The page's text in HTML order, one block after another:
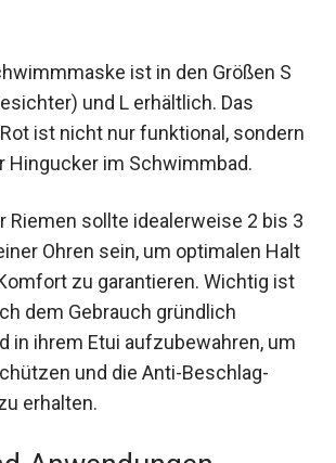
UVB-Strahlen.
ist in den Größen S
und L erhältlich. Das
echter Hingucker im
Riemen sollte idealerweise 2 bis
Ohren sein, um optimalen
Komfort zu garantieren.
Brille nach dem Gebrauch